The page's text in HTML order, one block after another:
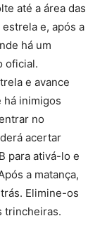
até a área das
e, após a
há um
oficial.
e avance
há inimigos
no
acertar
para ativá-lo e
a matança,
Elimine-os
trincheiras.